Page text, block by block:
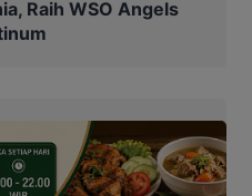
Raih WSO Angels